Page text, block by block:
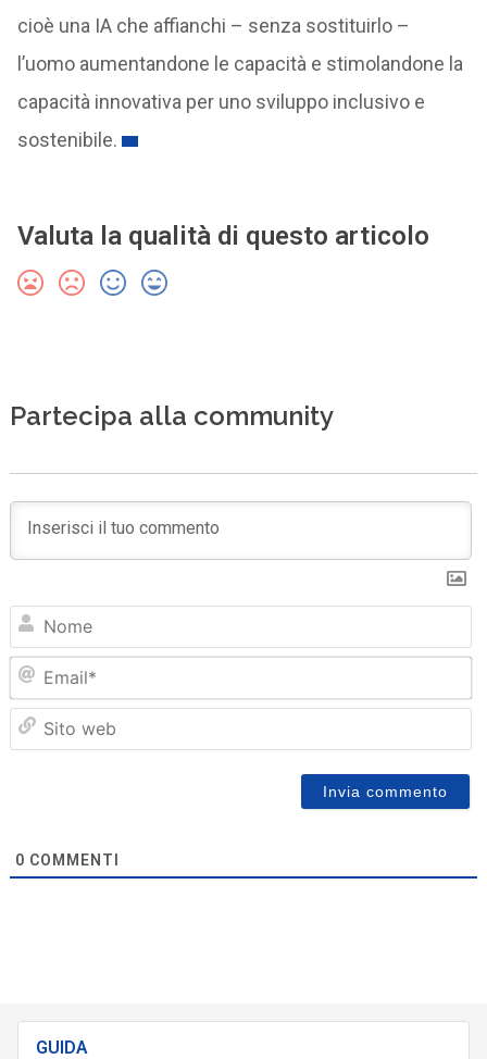
cioè una IA che affianchi – senza sostituirlo –
l’uomo aumentandone le capacità e stimolandone la
capacità innovativa per uno sviluppo inclusivo e
sostenibile.
Valuta la qualità di questo articolo
Partecipa alla community
0 COMMENTI
GUIDA